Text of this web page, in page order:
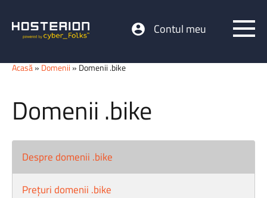
Contul meu
Acasă» Domenii » Domenii .bike
Domenii .bike
Despre domenii .bike
Prețuri domenii .bike